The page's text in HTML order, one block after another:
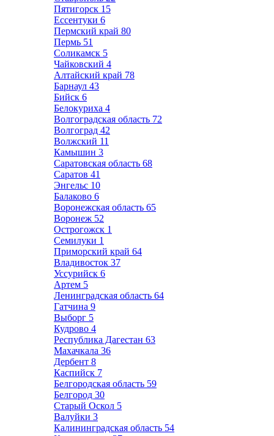
Пятигорск 15
Ессентуки 6
Пермский край 80
Пермь 51
Соликамск 5
Чайковский 4
Алтайский край 78
Барнаул 43
Бийск 6
Белокуриха 4
Волгоградская область 72
Волгоград 42
Волжский 11
Камышин 3
Саратовская область 68
Саратов 41
Энгельс 10
Балаково 6
Воронежская область 65
Воронеж 52
Острогожск 1
Семилуки 1
Приморский край 64
Владивосток 37
Уссурийск 6
Артем 5
Ленинградская область 64
Гатчина 9
Выборг 5
Кудрово 4
Республика Дагестан 63
Махачкала 36
Дербент 8
Каспийск 7
Белгородская область 59
Белгород 30
Старый Оскол 5
Валуйки 3
Калининградская область 54